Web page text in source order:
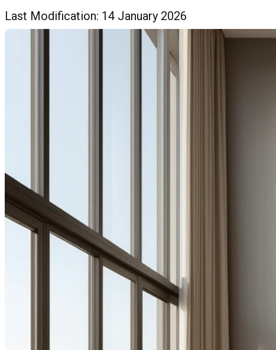
Last Modification: 14 January 2026